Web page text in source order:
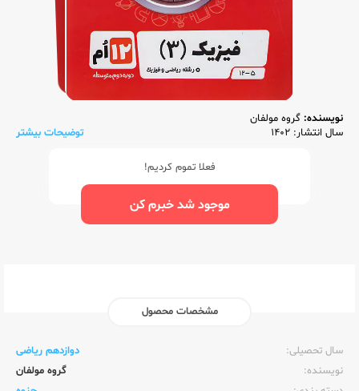
نویسنده: گروه مولفان
سال انتشار: 1402
توضیحات بیشتر
فعلا تموم کردیم!
موجود شد خبرم کن
مشخصات محصول
سال تحصیلی:‌
دوازدهم ریاضی
نویسنده:‌
گروه مولفان